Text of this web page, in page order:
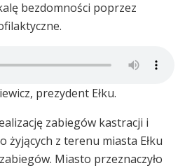
bezdomności poprzez
prezydent Ełku.
zabiegów kastracji i
z terenu miasta Ełku
Miasto przeznaczyło